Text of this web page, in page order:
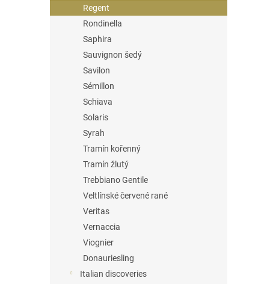
Regent
Rondinella
Saphira
Sauvignon šedý
Savilon
Sémillon
Schiava
Solaris
Syrah
Tramín kořenný
Tramín žlutý
Trebbiano Gentile
Veltlínské červené rané
Veritas
Vernaccia
Viognier
Donauriesling
Italian discoveries